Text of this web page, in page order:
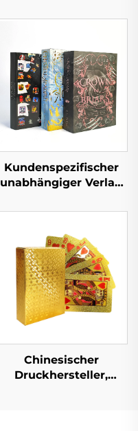
Kundenspezifischer
unabhängiger Verlag
romantische
mit lackierten Kanten
Hardcover-Buch mit
Schutzumschlag
Chinesischer
Druckhersteller,